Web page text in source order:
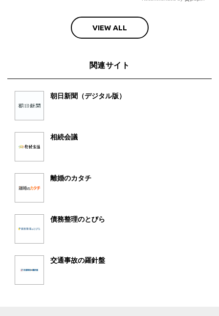
VIEW ALL
関連サイト
朝日新聞（デジタル版）
相続会議
離婚のカタチ
債務整理のとびら
交通事故の羅針盤